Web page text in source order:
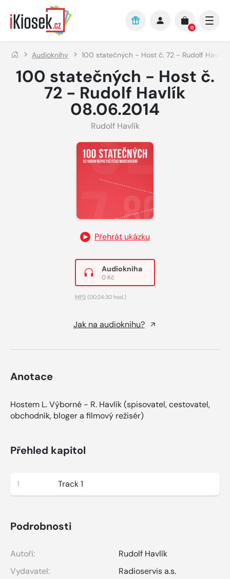
Přejít na hlavní obsah
0
Audioknihy 100 statečných - Host č. 72 - Rudolf Havlík
100 statečných - Host č.
72 - Rudolf Havlík
08.06.2014
Rudolf Havlík
Přehrát ukázku
Audiokniha
0 Kč
MP3 (00:24:30 hod.)
Jak na audioknihu?
Anotace
Hostem L. Výborné - R. Havlík (spisovatel, cestovatel,
obchodník, bloger a filmový režisér)
Přehled kapitol
1 Track 1
Podrobnosti
Autoři:
Rudolf Havlík
Vydavatel:
Radioservis a.s.